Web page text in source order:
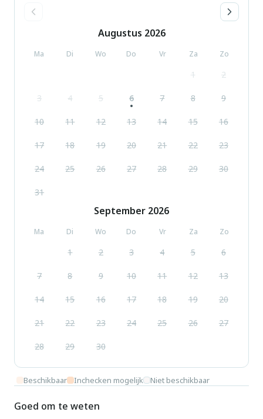
Augustus 2026
Ma Di Wo Do Vr Za Zo
1 2
3 4 5 6 7 8 9
10 11 12 13 14 15 16
17 18 19 20 21 22 23
24 25 26 27 28 29 30
31
September 2026
Ma Di Wo Do Vr Za Zo
1 2 3 4 5 6
7 8 9 10 11 12 13
14 15 16 17 18 19 20
21 22 23 24 25 26 27
28 29 30
Beschikbaar Inchecken mogelijk Niet beschikbaar
Goed om te weten